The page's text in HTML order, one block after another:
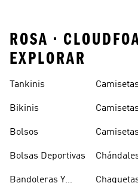
ROSA •
EXPLORAR
Tankinis
Bikinis
Bolsos
Bolsas Deportivas
Bandoleras Y
Camisetas